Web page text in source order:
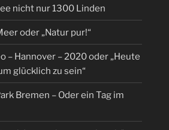
nicht nur 1300 Linden
oder „Natur pur!“
– Hannover – 2020 oder „Heute
glücklich zu sein“
Bremen – Oder ein Tag im